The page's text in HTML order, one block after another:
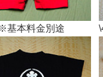
基本料金別途